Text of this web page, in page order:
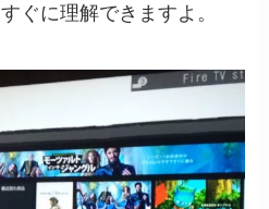
ぐに理解できますよ。